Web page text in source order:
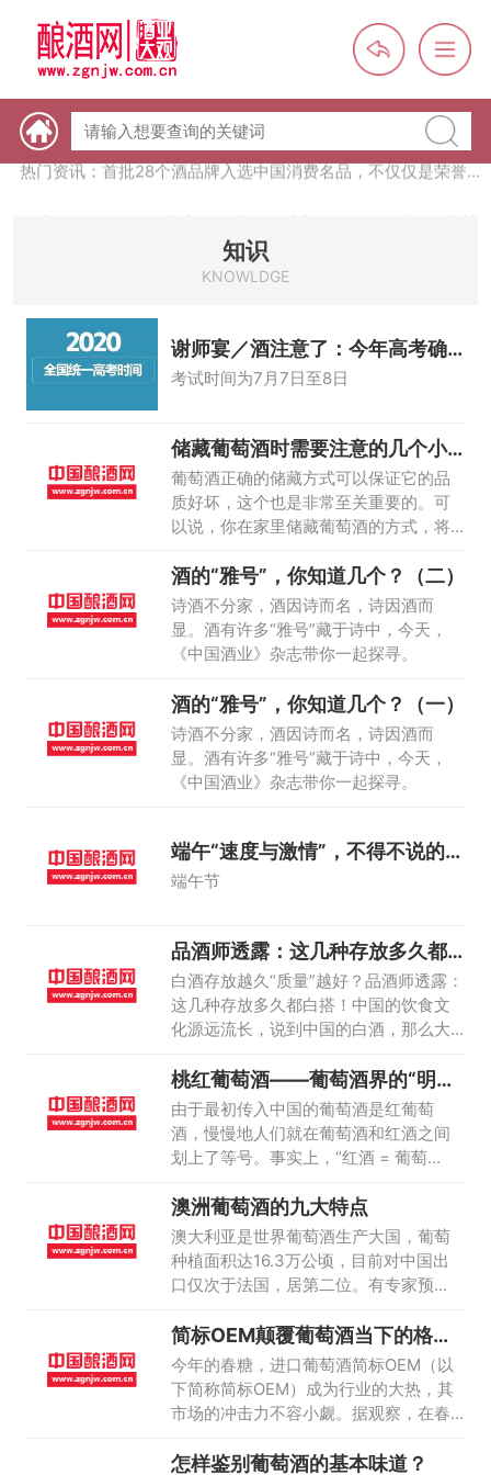
热门资讯：【酒体设计师】职业技能培训及认定班开班通知
热门资讯：首批28个酒品牌入选中国消费名品，不仅仅是荣誉那
么简单
酒、黄酒）
热门资讯：名酒之光：共话荣耀背后的价值与使命
知识
KNOWLDGE
谢师宴／酒注意了：今年高考确
定延期
考试时间为7月7日至8日
储藏葡萄酒时需要注意的几个小
知识
葡萄酒正确的储藏方式可以保证它的品
质好坏，这个也是非常至关重要的。可
以说，你在家里储藏葡萄酒的方式，将
酒的“雅号”，你知道几个？（二）
诗酒不分家，酒因诗而名，诗因酒而
显。酒有许多“雅号”藏于诗中，今天，
《中国酒业》杂志带你一起探寻。
酒的“雅号”，你知道几个？（一）
诗酒不分家，酒因诗而名，诗因酒而
显。酒有许多“雅号”藏于诗中，今天，
《中国酒业》杂志带你一起探寻。
端午“速度与激情”，不得不说的龙
舟二三事
端午节
品酒师透露：这几种存放多久都
白搭
白酒存放越久“质量”越好？品酒师透露：
这几种存放多久都白搭！中国的饮食文
化源远流长，说到中国的白酒，那么大
是在古代的时候就已经有开始喝白酒的
历史了
桃红葡萄酒——葡萄酒界的“明日
之星”
由于最初传入中国的葡萄酒是红葡萄
酒，慢慢地人们就在葡萄酒和红酒之间
划上了等号。事实上，“红酒 = 葡萄
澳洲葡萄酒的九大特点
澳大利亚是世界葡萄酒生产大国，葡萄
种植面积达16.3万公顷，目前对中国出
口仅次于法国，居第二位。有专家预
萄酒供应国。
简标OEM颠覆葡萄酒当下的格局
吗？
今年的春糖，进口葡萄酒简标OEM（以
下简称简标OEM）成为行业的大热，其
市场的冲击力不容小觑。据观察，在春
家，展位中都是人头攒动的景象
怎样鉴别葡萄酒的基本味道？